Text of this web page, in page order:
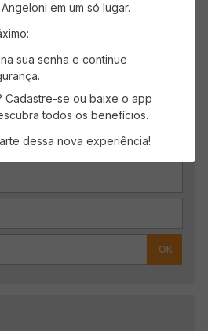
OK
em um só lugar.
sua senha e continue
Cadastre-se ou baixe o app
todos os benefícios.
dessa nova experiência!